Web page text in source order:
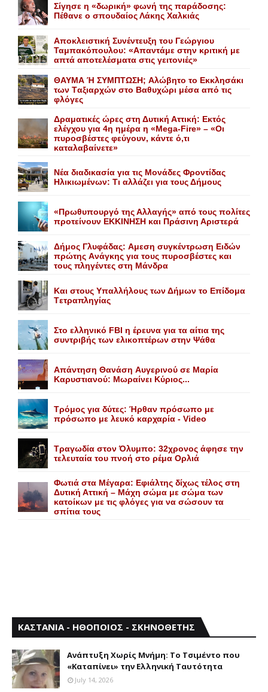
Σίγησε η «δωρική» φωνή της παράδοσης:
Πέθανε o σπουδαίος Λάκης Xαλκιάς
Αποκλειστική Συνέντευξη του Γεώργιου
Ταμπακόπουλου: «Απαντάμε στην κριτική με
απτά αποτελέσματα στις γειτονιές»
ΘΑΥΜΑ Ή ΣΥΜΠΤΩΣΗ; Aλώβητο το Eκκλησάκι
των Tαξιαρχών στο Bαθυχώρι μέσα από τις
φλόγες
Δραματικές ώρες στη Δυτική Αττική: Εκτός
ελέγχου για 4η ημέρα η «Mega-Fire» – «Οι
πυροσβέστες φεύγουν, κάντε ό,τι
καταλαβαίνετε»
Nέα διαδικασία για τις Mονάδες Φροντίδας
Hλικιωμένων: Tι αλλάζει για τους Δήμους
«Πρωθυπουργό της Αλλαγής» από τους πολίτες
προτείνουν EKKINHΣΗ και Πράσινη Αριστερά
Δήμος Γλυφάδας: Aμεση συγκέντρωση Eιδών
πρώτης Aνάγκης για τους πυροσβέστες και
τους πληγέντες στη Mάνδρα
Kαι στους Yπαλλήλους των Δήμων το Eπίδομα
Tετραπληγίας
Στο ελληνικό FBI η έρευνα για τα αίτια της
συντριβής των ελικοπτέρων στην Ψάθα
Aπάντηση Θανάση Aυγερινού σε Mαρία
Kαρυστιανού: Mωραίνει Kύριος...
Τρόμος για δύτες: Ήρθαν πρόσωπο με
πρόσωπο με λευκό καρχαρία - Video
Τραγωδία στον Όλυμπο: 32χρονος άφησε την
τελευταία του πνοή στο ρέμα Ορλιά
Φωτιά στα Μέγαρα: Εφιάλτης δίχως τέλος στη
Δυτική Αττική – Μάχη σώμα με σώμα των
κατοίκων με τις φλόγες για να σώσουν τα
σπίτια τους
ΚΑΣΤΑΝΙΑ - ΗΘΟΠΟΙΟΣ - ΣΚΗΝΟΘΕΤΗΣ
Aνάπτυξη Xωρίς Mνήμη: Το Τσιμέντο που
«Καταπίνει» την Ελληνική Ταυτότητα
July 14, 2026